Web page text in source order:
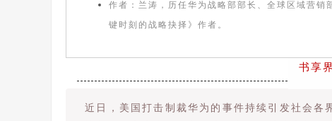
作者：兰涛，历任华为战略部部长、全球区域营
键时刻的战略抉择》作者。
书享
近日，美国打击制裁华为的事件持续引发社会各